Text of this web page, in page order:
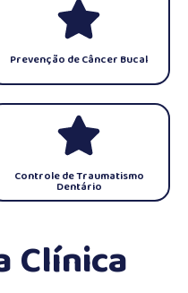
Prevenção de Câncer Bucal
Controle de Traumatismo
Dentário
Clínica